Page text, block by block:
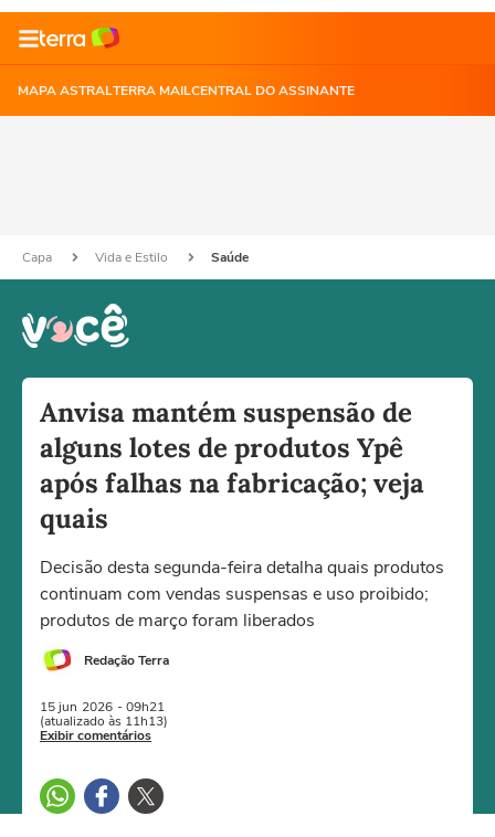
MAPA ASTRALTERRA MAILCENTRAL DO ASSINANTE
Capa Vida e Estilo Saúde
Anvisa mantém suspensão de
alguns lotes de produtos Ypê
após falhas na fabricação; veja
quais
Decisão desta segunda-feira detalha quais produtos
continuam com vendas suspensas e uso proibido;
produtos de março foram liberados
Redação Terra
15 jun 2026 - 09h21
(atualizado às 11h13)
Exibir comentários